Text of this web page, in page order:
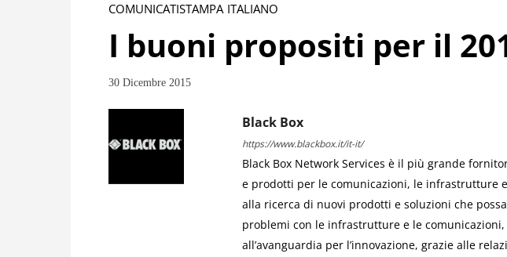
COMUNICATISTAMPA ITALIANO
I buoni propositi per il
30 Dicembre 2015
Black Box
https://www.blackbox.it/it-it/
Black Box Network Services è il più grande
e prodotti per le comunicazioni, le infrastrutture
alla ricerca di nuovi prodotti e soluzioni che
problemi con le infrastrutture e le
all’avanguardia per l’innovazione, grazie alle